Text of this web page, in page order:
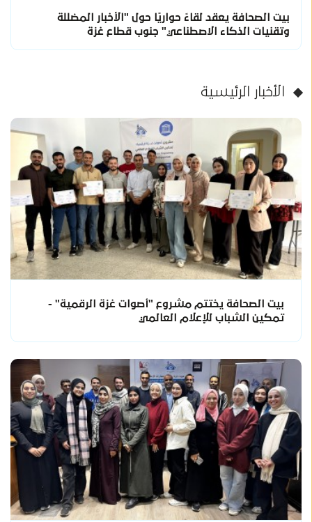
بيت الصحافة يعقد لقاءً حواريًا حول "الأخبار المضللة
وتقنيات الذكاء الاصطناعي" جنوب قطاع غزة
الأخبار الرئيسية
بيت الصحافة يختتم مشروع "أصوات غزة الرقمية" -
تمكين الشباب للإعلام العالمي